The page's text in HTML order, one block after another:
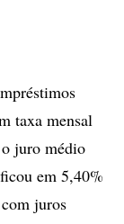
taxa mensal
juro médio
em 5,40%
juros